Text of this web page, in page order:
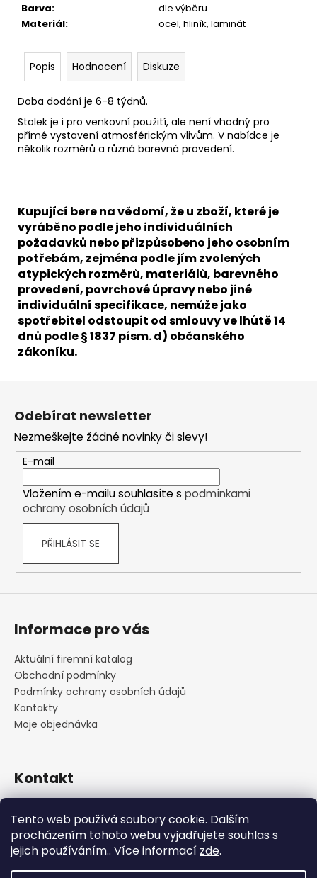
Tento web používá soubory cookie. Dalším
procházením tohoto webu vyjadřujete souhlas s
jejich používáním.. Více informací zde.
Barva:
dle výběru
Materiál: ocel, hliník, laminát
Popis Hodnocení Diskuze
Doba dodání je 6-8 týdnů.
Stolek je i pro venkovní použití, ale není vhodný pro
přímé vystavení atmosférickým vlivům. V nabídce je
několik rozměrů a různá barevná provedení.
Kupující bere na vědomí, že u zboží, které je
vyráběno podle jeho individuálních
požadavků nebo přizpůsobeno jeho osobním
potřebám, zejména podle jím zvolených
atypických rozměrů, materiálů, barevného
provedení, povrchové úpravy nebo jiné
individuální specifikace, nemůže jako
spotřebitel odstoupit od smlouvy ve lhůtě 14
dnů podle § 1837 písm. d) občanského
zákoníku.
Z
Odebírat newsletter
Nezmeškejte žádné novinky či slevy!
E-mail
Vložením e-mailu souhlasíte s podmínkami
ochrany osobních údajů
PŘIHLÁSIT SE
Informace pro vás
Aktuální firemní katalog
Obchodní podmínky
Podmínky ochrany osobních údajů
Kontakty
Moje objednávka
Kontakt
+420 222 316 990
https://www.facebook.com/cskarlin